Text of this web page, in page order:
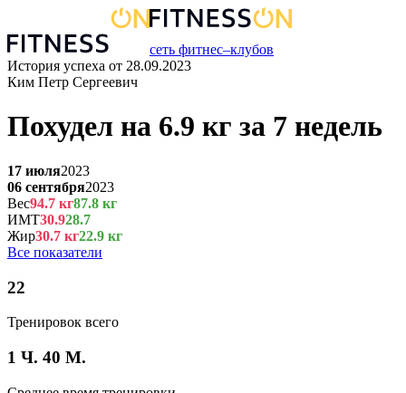
сеть фитнес–клубов
История успеха от 28.09.2023
Ким Петр Сергеевич
Похудел на 6.9 кг за 7 недель
17 июля2023
06 сентября2023
Вес94.7 кг87.8 кг
ИМТ30.928.7
Жир30.7 кг22.9 кг
Все показатели
22
Тренировок всего
1 Ч. 40 М.